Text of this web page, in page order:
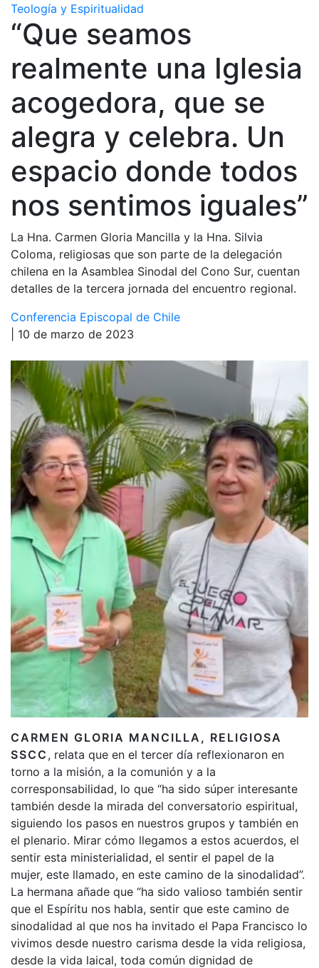
Teología y Espiritualidad
“Que seamos
realmente una Iglesia
acogedora, que se
alegra y celebra. Un
espacio donde todos
nos sentimos iguales”
La Hna. Carmen Gloria Mancilla y la Hna. Silvia
Coloma, religiosas que son parte de la delegación
chilena en la Asamblea Sinodal del Cono Sur, cuentan
detalles de la tercera jornada del encuentro regional.
Conferencia Episcopal de Chile
| 10 de marzo de 2023
CARMEN GLORIA MANCILLA, RELIGIOSA
SSCC , relata que en el tercer día reflexionaron en
torno a la misión, a la comunión y a la
corresponsabilidad, lo que “ha sido súper interesante
también desde la mirada del conversatorio espiritual,
siguiendo los pasos en nuestros grupos y también en
el plenario. Mirar cómo llegamos a estos acuerdos, el
sentir esta ministerialidad, el sentir el papel de la
mujer, este llamado, en este camino de la sinodalidad”.
La hermana añade que “ha sido valioso también sentir
que el Espíritu nos habla, sentir que este camino de
sinodalidad al que nos ha invitado el Papa Francisco lo
vivimos desde nuestro carisma desde la vida religiosa,
desde la vida laical, toda común dignidad de